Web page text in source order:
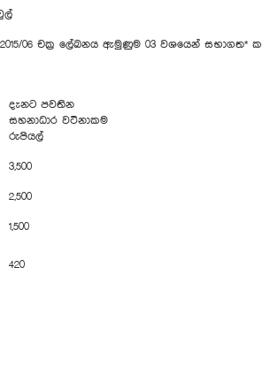
06 චක්‍ර ලේඛනය ඇමුණුම 03 වශයෙන් සභාගත*
දැනට පවතින
සහනාධාර වටිනාකම
රුපියල්
3,500
2,500
1,500
420